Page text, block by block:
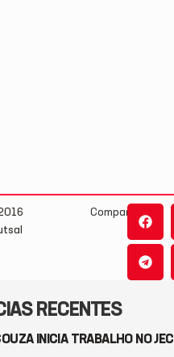
RECENTES
INICIA TRABALHO NO JEC
Compartilhe: